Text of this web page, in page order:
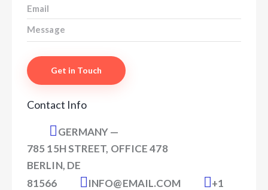
Contact Info
GERMANY —
785 15H STREET, OFFICE 478
BERLIN, DE
81566
INFO@EMAIL.COM
+1